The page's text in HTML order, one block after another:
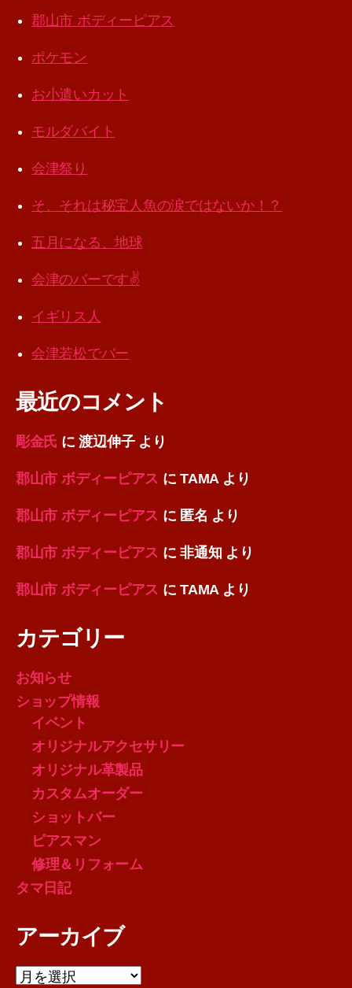
郡山市 ボディーピアス
ポケモン
お小遣いカット
モルダバイト
会津祭り
そ、それは秘宝人魚の涙ではないか！？
五月になる、地球
会津のバーです✌️
イギリス人
会津若松でバー
最近のコメント
彫金氏 に渡辺伸子より
郡山市 ボディーピアス にTAMA より
郡山市 ボディーピアス に 匿名 より
郡山市 ボディーピアス に非通知 より
郡山市 ボディーピアス にTAMA より
カテゴリー
お知らせ
ショップ情報
イベント
オリジナルアクセサリー
オリジナル革製品
カスタムオーダー
ショットバー
ピアスマン
修理＆リフォーム
タマ日記
アーカイブ
ア